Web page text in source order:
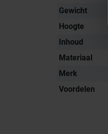
Gewicht
Hoogte
Inhoud
Materiaal
Merk
Voordelen